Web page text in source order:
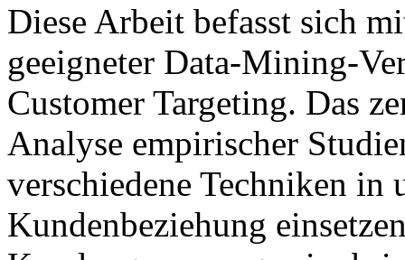
Diese Arbeit befasst sich
geeigneter Data-Mining-
Customer Targeting. Das
Analyse empirischer
verschiedene Techniken in
Kundenbeziehung